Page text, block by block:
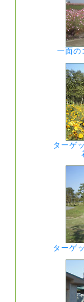
一面の
ターゲ
ターゲ